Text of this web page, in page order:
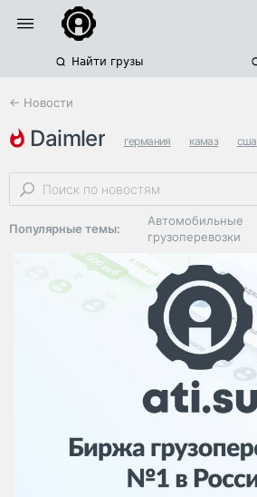
Найти грузы
← Новости
daimler германия камаз сша
Популярные темы:
Автомобильные
грузоперевозки
Региональная
логистика
ЭДО, ИТ в
логистике
Дороги,
инфраструктура
Логистика, грузы
Негабаритные и
опасные грузы
Безопасность и